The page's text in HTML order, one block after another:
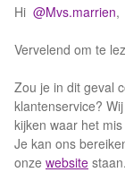
Hi @Mvs.marrien,
Vervelend om te
Zou je in dit geval
klantenservice?
kijken waar het
Je kan ons
onze website staan.